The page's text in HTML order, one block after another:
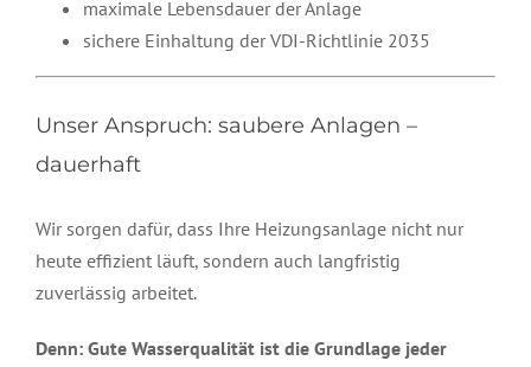
maximale Lebensdauer der Anlage
sichere Einhaltung der VDI-Richtlinie 2035
Unser Anspruch: saubere Anlagen –
dauerhaft
Wir sorgen dafür, dass Ihre Heizungsanlage nicht nur
heute effizient läuft, sondern auch langfristig
zuverlässig arbeitet.
Denn: Gute Wasserqualität ist die Grundlage jeder